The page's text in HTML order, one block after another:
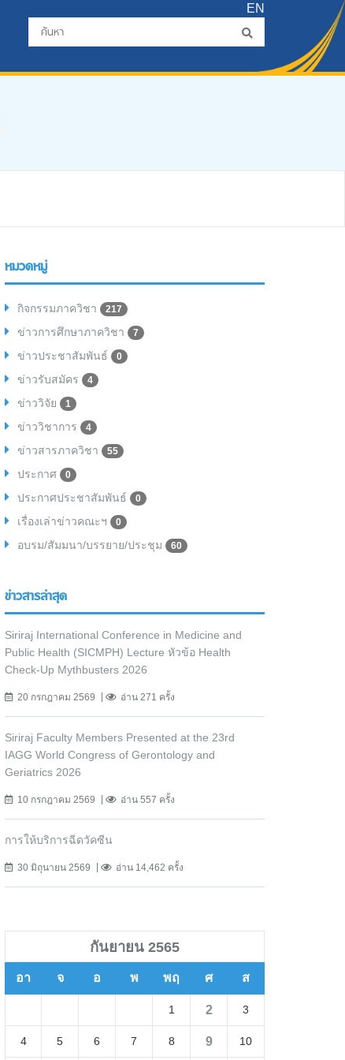
EN
หมวดหมู่
กิจกรรมภาควิชา 217
ข่าวการศึกษาภาควิชา 7
ข่าวประชาสัมพันธ์ 0
ข่าวรับสมัคร 4
ข่าววิจัย 1
ข่าววิชาการ 4
ข่าวสารภาควิชา 55
ประกาศ 0
ประกาศประชาสัมพันธ์ 0
เรื่องเล่าข่าวคณะฯ 0
อบรม/สัมมนา/บรรยาย/ประชุม 60
ข่าวสารล่าสุด
Siriraj International Conference in Medicine and
Public Health (SICMPH) Lecture หัวข้อ Health
Check-Up Mythbusters 2026
20 กรกฎาคม 2569 อ่าน 271 ครั้ง
Siriraj Faculty Members Presented at the 23rd
IAGG World Congress of Gerontology and
Geriatrics 2026
10 กรกฎาคม 2569 อ่าน 557 ครั้ง
การให้บริการฉีดวัคซีน
30 มิถุนายน 2569 อ่าน 14,462 ครั้ง
กันยายน 2565
อา จ อ พ พฤ ศ ส
1 2 3
4 5 6 7 8 9 10